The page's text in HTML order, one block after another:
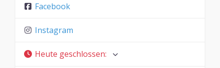
Facebook
Instagram
Heute geschlossen: